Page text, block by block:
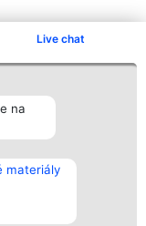
Live chat
na
materiály
Kontakt
Kontakt